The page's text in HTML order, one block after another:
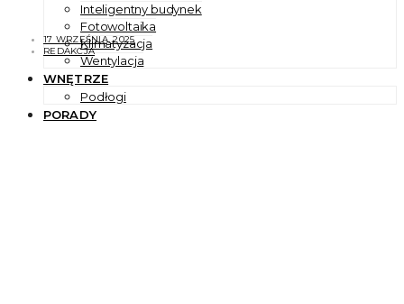
Inteligentny budynek
Fotowoltaika
Klimatyzacja
Wentylacja
WNĘTRZE
Podłogi
PORADY
17 WRZEŚNIA, 2025
REDAKCJA